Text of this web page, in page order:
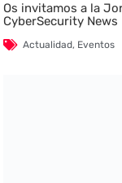
Os invitamos a la
CyberSecurity News
Actualidad, Eventos